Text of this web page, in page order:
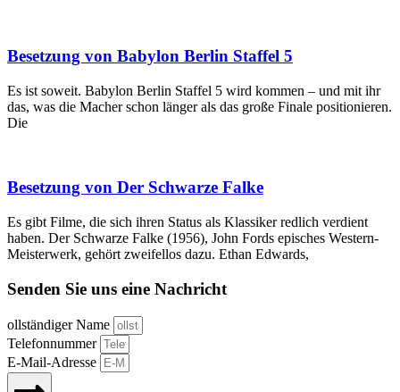
Besetzung von Babylon Berlin Staffel 5
Es ist soweit. Babylon Berlin Staffel 5 wird kommen – und mit ihr
das, was die Macher schon länger als das große Finale positionieren.
Die
Besetzung von Der Schwarze Falke
Es gibt Filme, die sich ihren Status als Klassiker redlich verdient
haben. Der Schwarze Falke (1956), John Fords episches Western-
Meisterwerk, gehört zweifellos dazu. Ethan Edwards,
Senden Sie uns eine Nachricht
ollständiger Name
Telefonnummer
E-Mail-Adresse